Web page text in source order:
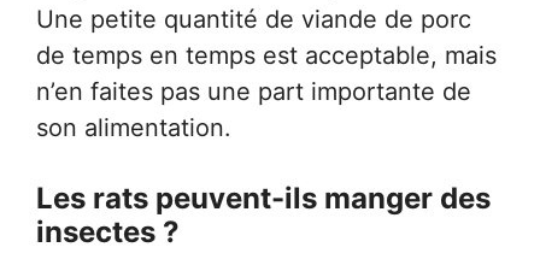
Une petite quantité de viande de porc
de temps en temps est acceptable, mais
n’en faites pas une part importante de
son alimentation.
Les rats peuvent-ils manger des
insectes ?